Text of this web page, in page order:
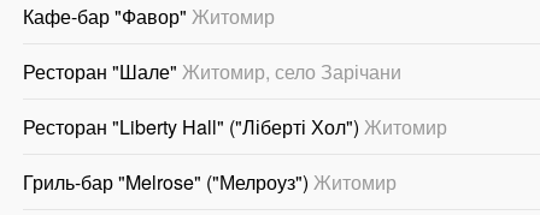
Кафе-бар "Фавор" Житомир
Ресторан "Шале" Житомир, село Зарічани
Ресторан "Liberty Hall" ("Ліберті Хол") Житомир
Гриль-бар "Melrose" ("Мелроуз") Житомир